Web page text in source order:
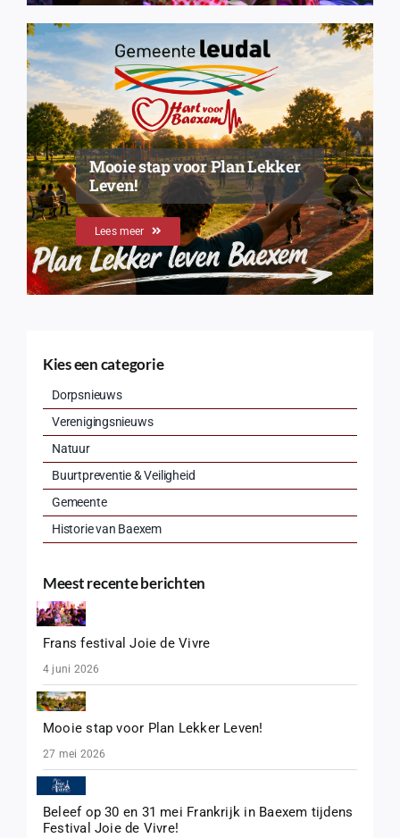
Mooie stap voor Plan Lekker
Leven!
Lees meer
Kies een categorie
Dorpsnieuws
Verenigingsnieuws
Natuur
Buurtpreventie & Veiligheid
Gemeente
Historie van Baexem
Meest recente berichten
Frans festival Joie de Vivre
4 juni 2026
Mooie stap voor Plan Lekker Leven!
27 mei 2026
Beleef op 30 en 31 mei Frankrijk in Baexem tijdens
Festival Joie de Vivre!